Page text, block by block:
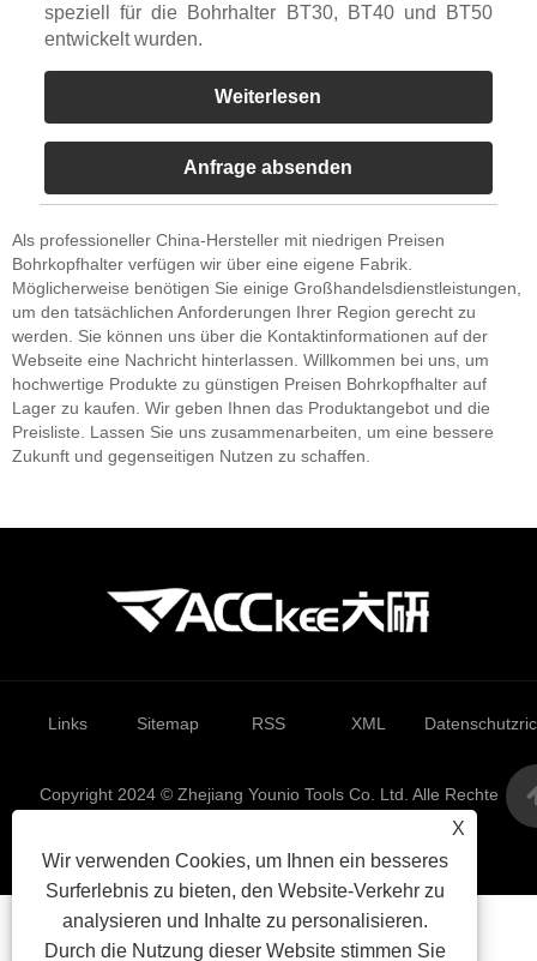
speziell für die Bohrhalter BT30, BT40 und BT50
entwickelt wurden.
Weiterlesen
Anfrage absenden
Als professioneller China-Hersteller mit niedrigen Preisen
Bohrkopfhalter verfügen wir über eine eigene Fabrik.
Möglicherweise benötigen Sie einige Großhandelsdienstleistungen,
um den tatsächlichen Anforderungen Ihrer Region gerecht zu
werden. Sie können uns über die Kontaktinformationen auf der
Webseite eine Nachricht hinterlassen. Willkommen bei uns, um
hochwertige Produkte zu günstigen Preisen Bohrkopfhalter auf
Lager zu kaufen. Wir geben Ihnen das Produktangebot und die
Preisliste. Lassen Sie uns zusammenarbeiten, um eine bessere
Zukunft und gegenseitigen Nutzen zu schaffen.
X
Wir verwenden Cookies, um Ihnen ein besseres
Surferlebnis zu bieten, den Website-Verkehr zu
analysieren und Inhalte zu personalisieren.
Durch die Nutzung dieser Website stimmen Sie
Links Sitemap RSS XML
Copyright 2024 © Zhejiang Younio Tools Co. Ltd. Alle Rechte